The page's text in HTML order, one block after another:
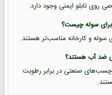
روی تابلو ایمنی وجود دارد.
برچسب‌های صنعتی در برابر رطوبت